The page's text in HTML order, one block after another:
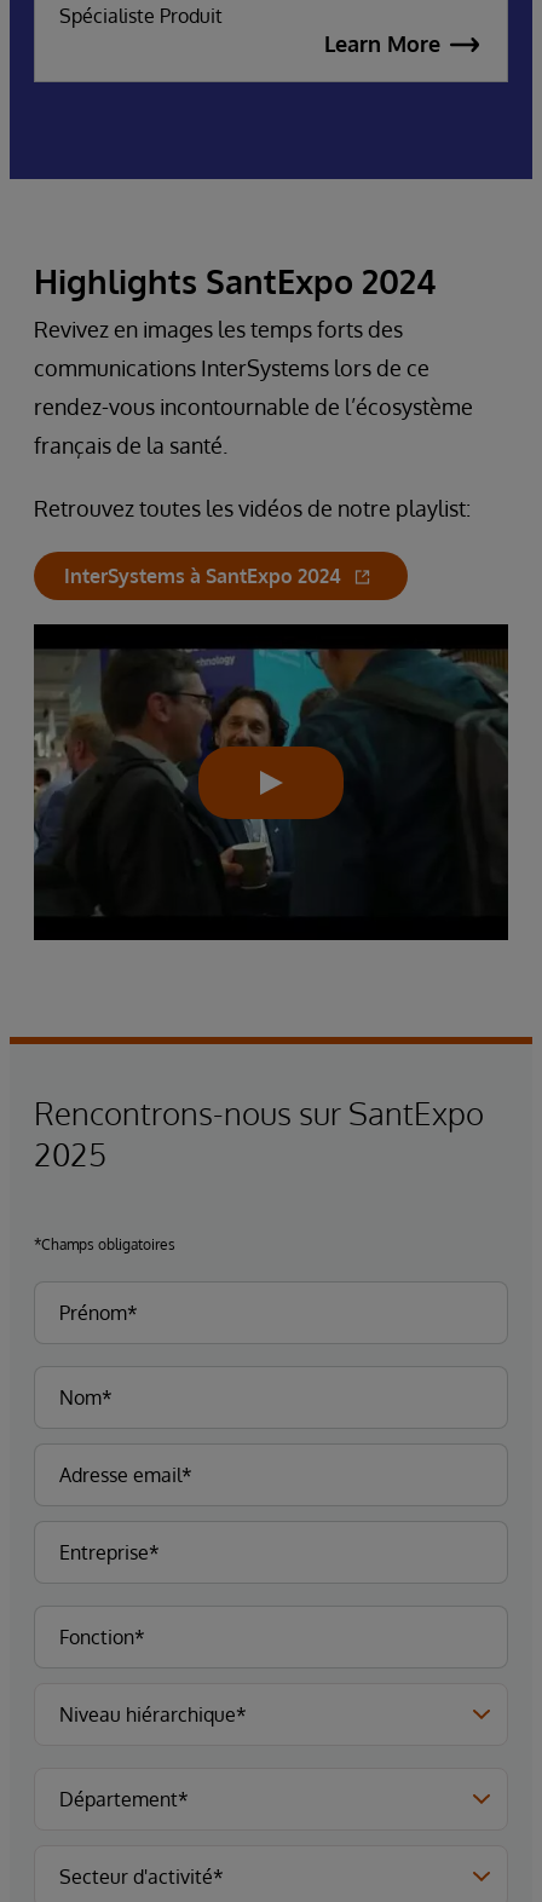
Spécialiste Produit
Learn More
Highlights SantExpo 2024
Revivez en images les temps forts des
communications InterSystems lors de ce
rendez-vous incontournable de l’écosystème
français de la santé.
Retrouvez toutes les vidéos de notre playlist:
InterSystems à SantExpo 2024
Rencontrons-nous sur SantExpo
2025
*Champs obligatoires